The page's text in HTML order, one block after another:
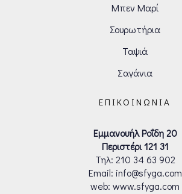
Μπεν Μαρί
Σουρωτήρια
Ταψιά
Σαγάνια
ΕΠΙΚΟΙΝΩΝΊΑ
Εμμανουήλ Ροΐδη 20
Περιστέρι 121 31
Τηλ: 210 34 63 902
Email: info@sfyga.com
web: www.sfyga.com